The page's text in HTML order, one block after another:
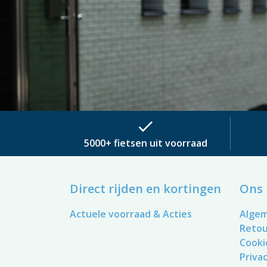
check
5000+ fietsen uit voorraad
Direct rijden en kortingen
Actuele voorraad & Acties